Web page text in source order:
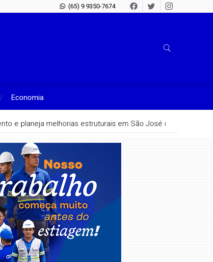
(65) 9 9350-7674
Economia
e planeja melhorias estruturais em São José do Rio Claro